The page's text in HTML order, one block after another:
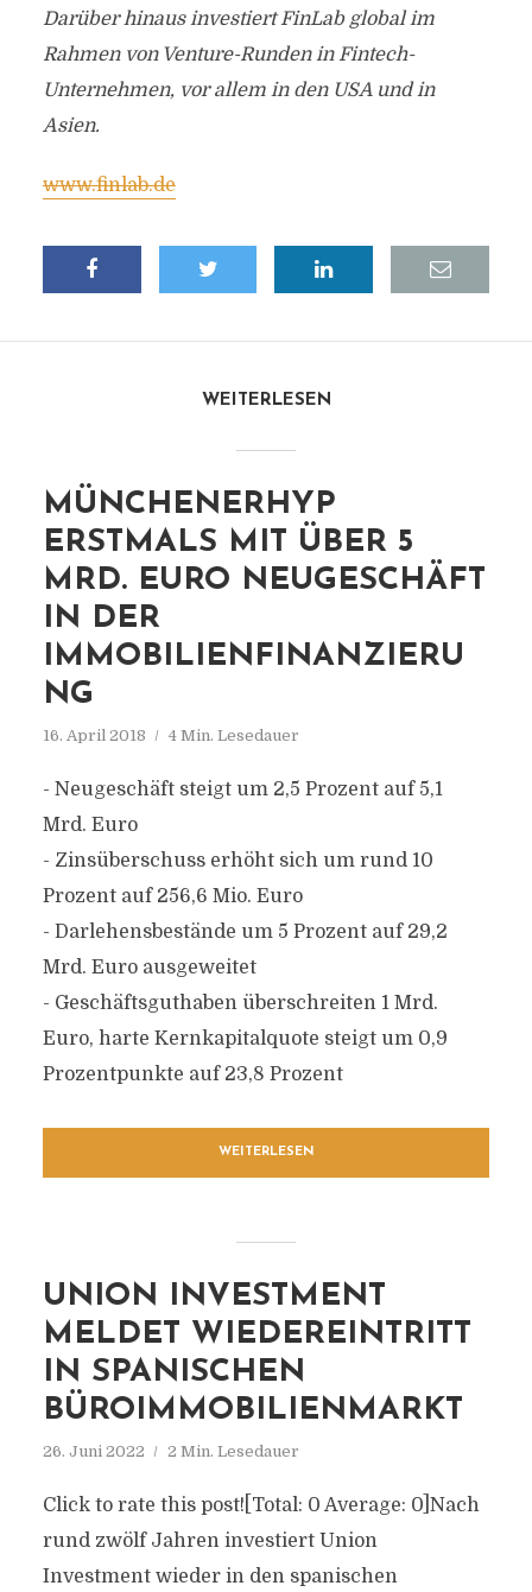
Darüber hinaus investiert FinLab global im
Rahmen von Venture-Runden in Fintech-
Unternehmen, vor allem in den USA und in
Asien.
www.finlab.de
WEITERLESEN
MÜNCHENERHYP
ERSTMALS MIT ÜBER 5
MRD. EURO NEUGESCHÄFT
IN DER
IMMOBILIENFINANZIERU
NG
16. April 2018 4 Min. Lesedauer
- Neugeschäft steigt um 2,5 Prozent auf 5,1
Mrd. Euro
- Zinsüberschuss erhöht sich um rund 10
Prozent auf 256,6 Mio. Euro
- Darlehensbestände um 5 Prozent auf 29,2
Mrd. Euro ausgeweitet
- Geschäftsguthaben überschreiten 1 Mrd.
Euro, harte Kernkapitalquote steigt um 0,9
Prozentpunkte auf 23,8 Prozent
WEITERLESEN
UNION INVESTMENT
MELDET WIEDEREINTRITT
IN SPANISCHEN
BÜROIMMOBILIENMARKT
26. Juni 2022 2 Min. Lesedauer
Click to rate this post![Total: 0 Average: 0]Nach
rund zwölf Jahren investiert Union
Investment wieder in den spanischen